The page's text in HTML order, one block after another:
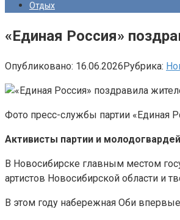
Отдых
«Единая Россия»
Опубликовано: 16.06.2026Рубрика:
Фото пресс-службы партии «Единая
Активисты партии и
В Новосибирске главным местом
артистов Новосибирской области и
В этом году набережная Оби